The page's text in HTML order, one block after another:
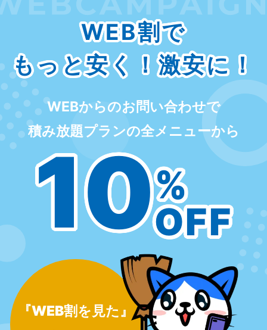
WEB割で
もっと安く！激安に！
WEBからのお問い合わせで
積み放題プランの全メニューから
10%
OFF
『WEB割を見た』